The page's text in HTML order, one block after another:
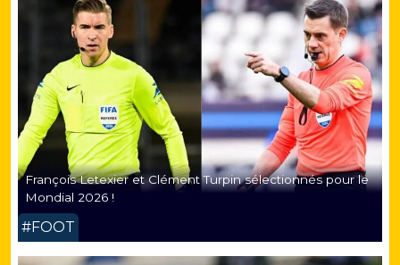
François Letexier et Clément Turpin sélectionnés pour le
Mondial 2026 !
#FOOT